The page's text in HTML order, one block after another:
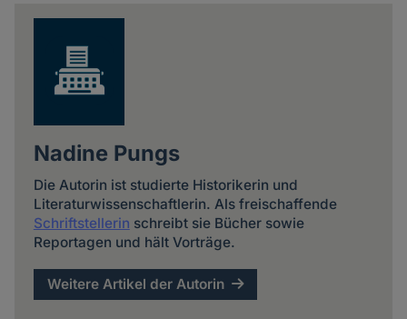
Nadine Pungs
Die Autorin ist studierte Historikerin und
Literaturwissenschaftlerin. Als freischaffende
Schriftstellerin schreibt sie Bücher sowie
Reportagen und hält Vorträge.
Weitere Artikel der Autorin